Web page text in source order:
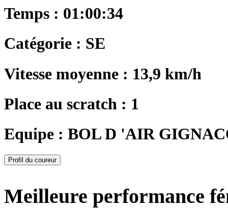
Temps : 01:00:34
Catégorie : SE
Vitesse moyenne : 13,9 km/h
Place au scratch : 1
Equipe : BOL D 'AIR
Profil du coureur
Meilleure performance